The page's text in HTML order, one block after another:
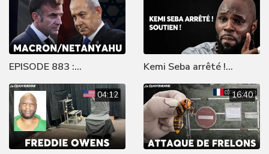
EPISODE 883 :
Macron/Netanyahu
Kemi Seba arrêté !
Soutien !
04:12 16:40